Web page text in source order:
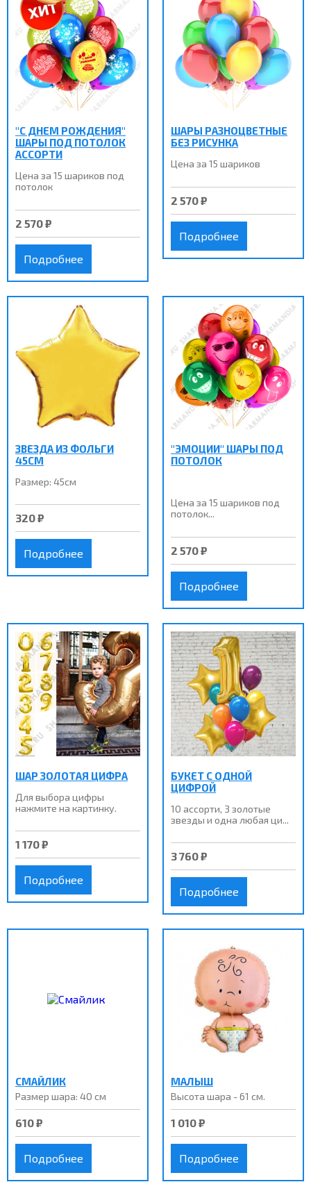
"С ДНЕМ РОЖДЕНИЯ"
ШАРЫ ПОД ПОТОЛОК
АССОРТИ
Цена за 15 шариков под
потолок
2 570 ₽
Подробнее
ШАРЫ РАЗНОЦВЕТНЫЕ
БЕЗ РИСУНКА
Цена за 15 шариков
2 570 ₽
Подробнее
ЗВЕЗДА ИЗ ФОЛЬГИ
45СМ
Размер: 45см
320 ₽
Подробнее
"ЭМОЦИИ" ШАРЫ ПОД
ПОТОЛОК
Цена за 15 шариков под
потолок...
2 570 ₽
Подробнее
ШАР ЗОЛОТАЯ ЦИФРА
Для выбора цифры
нажмите на картинку.
1 170 ₽
Подробнее
БУКЕТ С ОДНОЙ
ЦИФРОЙ
10 ассорти, 3 золотые
звезды и одна любая ци...
3 760 ₽
Подробнее
СМАЙЛИК
Размер шара: 40 см
610 ₽
Подробнее
МАЛЫШ
Высота шара - 61 см.
1 010 ₽
Подробнее